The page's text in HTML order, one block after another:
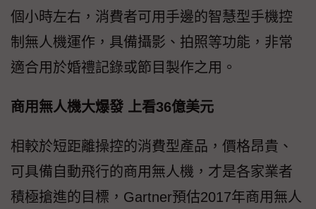
個小時左右，消費者可用手邊的智慧型手機控
制無人機運作，具備攝影、拍照等功能，非常
適合用於婚禮記錄或節目製作之用。
商用無人機大爆發 上看36億美元
相較於短距離操控的消費型產品，價格昂貴、
可具備自動飛行的商用無人機，才是各家業者
積極搶進的目標，Gartner預估2017年商用無人